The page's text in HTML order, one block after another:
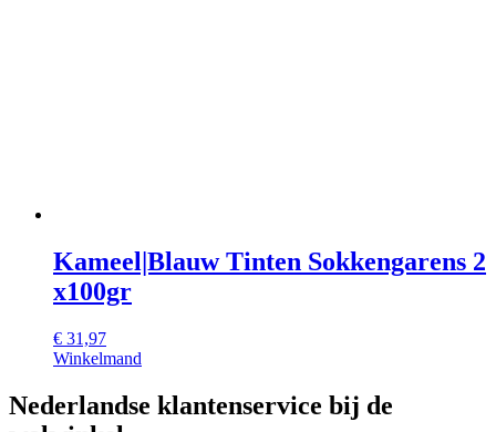
Kameel|Blauw Tinten Sokkengarens 2
x100gr
€ 31,97
Winkelmand
Nederlandse klantenservice bij de